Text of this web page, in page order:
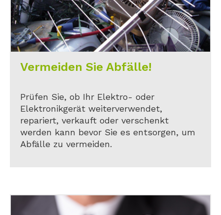
Vermeiden Sie Abfälle!
Prüfen Sie, ob Ihr Elektro- oder
Elektronikgerät weiterverwendet,
repariert, verkauft oder verschenkt
werden kann bevor Sie es entsorgen, um
Abfälle zu vermeiden.